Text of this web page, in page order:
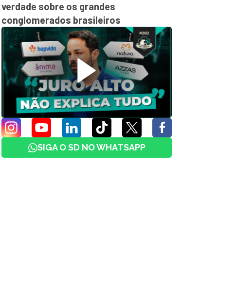
verdade sobre os grandes
conglomerados brasileiros
SIGA O SD NO WHATSAPP